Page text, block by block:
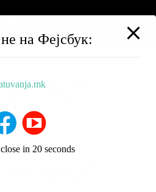
НИЗ МАКЕДОНИЈА
на Фејсбук:
in 19 seconds